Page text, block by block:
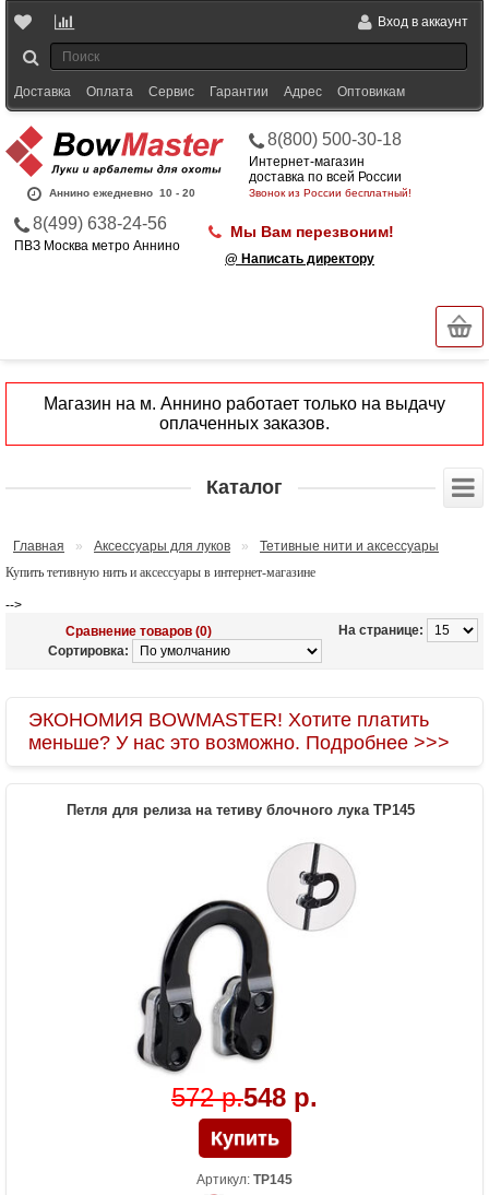
Вход в аккаунт
Доставка Оплата Сервис Гарантии Адрес Оптовикам
Аннино ежедневно 10 - 20
8(800) 500-30-18
Интернет-магазин
доставка по всей России
Звонок из России бесплатный!
8(499) 638-24-56
ПВЗ Москва метро Аннино
Мы Вам перезвоним!
@ Написать директору
Магазин на м. Аннино работает только на выдачу
оплаченных заказов.
Каталог
Главная » Аксессуары для луков »
Тетивные нити и аксессуары
Купить тетивную нить и аксессуары в интернет-магазине
-->
На странице:
Сравнение товаров (0)
Сортировка:
ЭКОНОМИЯ BOWMASTER! Хотите платить
меньше? У нас это возможно. Подробнее >>>
Петля для релиза на тетиву блочного лука TP145
572 р.548 р.
Артикул: TP145